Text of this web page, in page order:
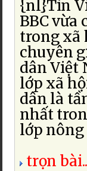
{nl}Tin
BBC vừa
trong xã
chuyên
dân Việt
lớp xã
dân là
nhất
lớp nông
trọn